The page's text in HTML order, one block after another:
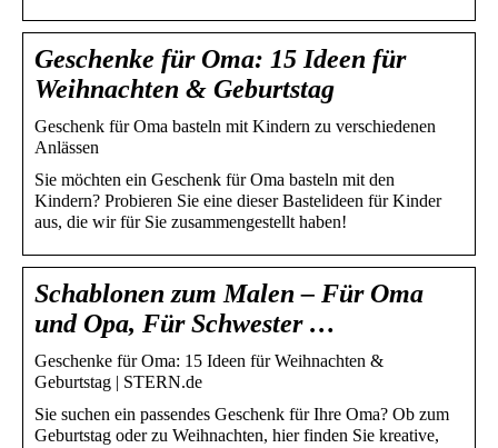
Geschenke für Oma: 15 Ideen für
Weihnachten & Geburtstag
Geschenk für Oma basteln mit Kindern zu verschiedenen
Anlässen
Sie möchten ein Geschenk für Oma basteln mit den
Kindern? Probieren Sie eine dieser Bastelideen für Kinder
aus, die wir für Sie zusammengestellt haben!
Schablonen zum Malen – Für Oma
und Opa, Für Schwester …
Geschenke für Oma: 15 Ideen für Weihnachten &
Geburtstag | STERN.de
Sie suchen ein passendes Geschenk für Ihre Oma? Ob zum
Geburtstag oder zu Weihnachten, hier finden Sie kreative,